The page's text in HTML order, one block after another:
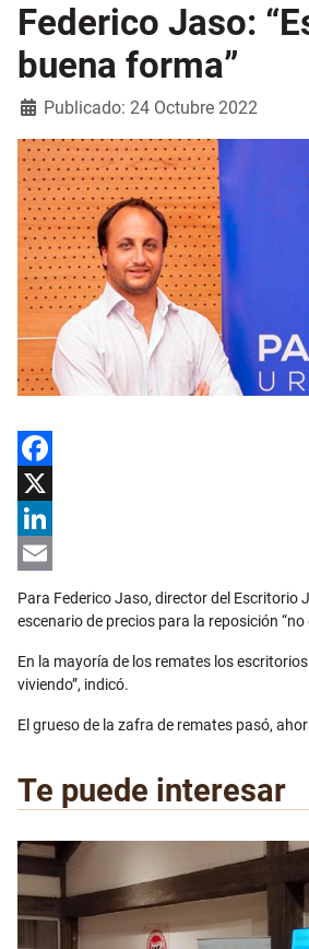
Federico Jaso:
buena forma”
Detalles
Publicado: 24 Octubre 2022
Facebook
X
LinkedIn
Para Federico Jaso, director del Escritorio
escenario de precios para la reposición
En la mayoría de los remates los
viviendo”, indicó.
El grueso de la zafra de remates pasó,
Te puede interesar